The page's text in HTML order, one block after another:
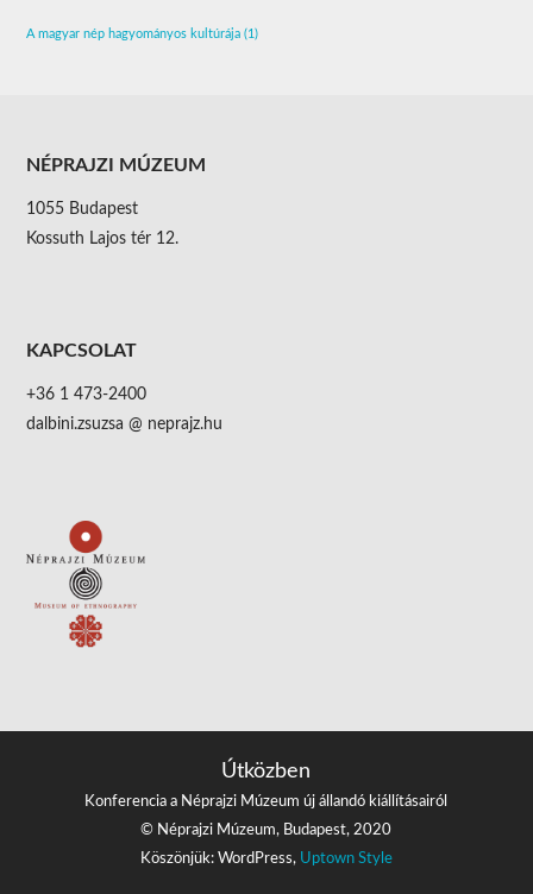
A magyar nép hagyományos kultúrája (1)
NÉPRAJZI MÚZEUM
1055 Budapest
Kossuth Lajos tér 12.
KAPCSOLAT
+36 1 473-2400
dalbini.zsuzsa @ neprajz.hu
Útközben
Konferencia a Néprajzi Múzeum új állandó kiállításairól
© Néprajzi Múzeum, Budapest, 2020
Köszönjük: WordPress, Uptown Style